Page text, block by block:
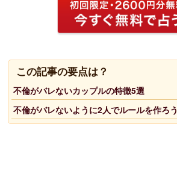
この記事の要点は？
不倫がバレないカップルの特徴5選
不倫がバレないように2人でルールを作ろう